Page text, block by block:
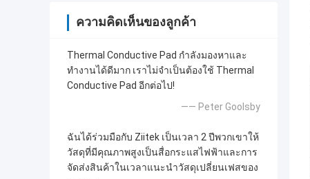
ความคิดเห็นของลูกค้า
Thermal Conductive Pad กำลังมองหาและ
ทำงานได้ดีมาก เราไม่จำเป็นต้องใช้ Thermal
Conductive Pad อีกต่อไป!
—— Peter Goolsby
ฉันได้ร่วมมือกับ Ziitek เป็นเวลา 2 ปีพวกเขาให้
วัสดุที่มีคุณภาพสูงเป็นสื่อกระแสไฟฟ้าและการ
จัดส่งสินค้าในเวลาแนะนำวัสดุเปลี่ยนเฟสของ